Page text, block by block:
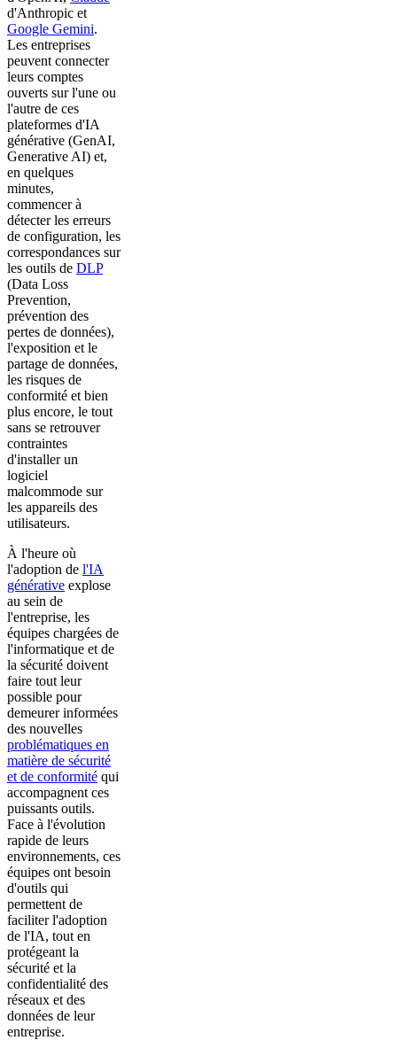
d'Anthropic et
Google Gemini.
Les entreprises
peuvent connecter
leurs comptes
ouverts sur l'une ou
l'autre de ces
plateformes d'IA
générative (GenAI,
Generative AI) et,
en quelques
minutes,
commencer à
détecter les erreurs
de configuration, les
correspondances sur
les outils de DLP
(Data Loss
Prevention,
prévention des
pertes de données),
l'exposition et le
partage de données,
les risques de
conformité et bien
plus encore, le tout
sans se retrouver
contraintes
d'installer un
logiciel
malcommode sur
les appareils des
utilisateurs.
À l'heure où
l'adoption de l'IA
générative explose
au sein de
l'entreprise, les
équipes chargées de
l'informatique et de
la sécurité doivent
faire tout leur
possible pour
demeurer informées
des nouvelles
problématiques en
matière de sécurité
et de conformité qui
accompagnent ces
puissants outils.
Face à l'évolution
rapide de leurs
environnements, ces
équipes ont besoin
d'outils qui
permettent de
faciliter l'adoption
de l'IA, tout en
protégeant la
sécurité et la
confidentialité des
réseaux et des
données de leur
entreprise.